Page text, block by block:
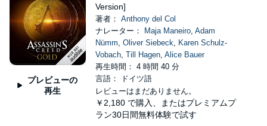
プレビューの
再生
Version]
著者： Anthony del Col
ナレーター：
Maja Maneiro, Adam
Nümm, Oliver Siebeck, Karen Schulz-
Vobach, Till Hagen, Alice Bauer
再生時間： 4 時間 40 分
言語： ドイツ語
レビューはまだありません。
￥2,180 で購入、またはプレミアムプ
ラン30日間無料体験で試す